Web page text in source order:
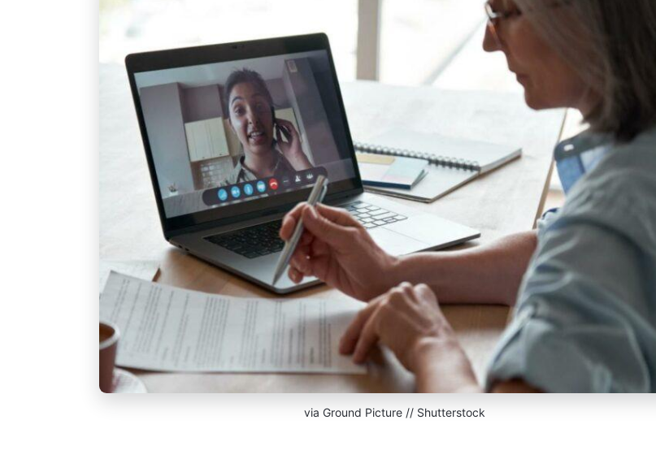
via Ground Picture // Shutterstock